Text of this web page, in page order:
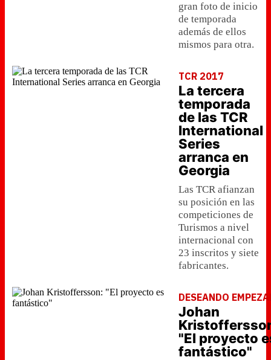
gran foto de inicio
de temporada
además de ellos
mismos para otra.
TCR 2017
La tercera
temporada
de las TCR
International
Series
arranca en
Georgia
Las TCR afianzan
su posición en las
competiciones de
Turismos a nivel
internacional con
23 inscritos y siete
fabricantes.
DESEANDO
Johan
"El proyecto
fantástico"